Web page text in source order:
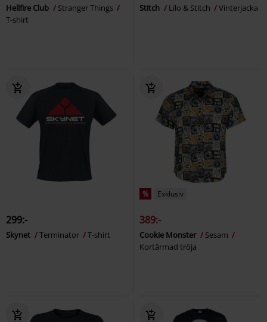
Hellfire Club
Stranger Things
T-shirt
Stitch Lilo & Stitch Vinterjacka
299:-
Skynet Terminator T-shirt
% Exklusiv
389:-
Cookie Monster
Sesam
Kortärmad tröja